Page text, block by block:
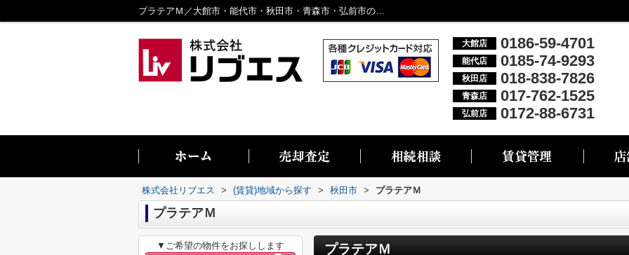
プラテアＭ／大館市・能代市・秋田市・青森市・弘前市の不動産情報なら株式会社リブエス
大館店 0186-59-4701
能代店 0185-74-9293
秋田店 018-838-7826
青森店 017-762-1525
弘前店 0172-88-6731
株式会社リブエス > (賃貸)地域から探す > 秋田市 > プラテアＭ
プラテアＭ
プラテアＭ
▼ご希望の物件をお探しします